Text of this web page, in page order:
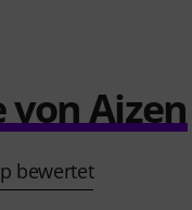
Aizen
bewertet